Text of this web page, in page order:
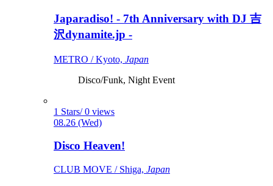
Japaradiso! - 7th Anniversary with DJ 吉
沢dynamite.jp -
METRO / Kyoto, Japan
Disco/Funk, Night Event
1 Stars/ 0 views
08.26 (Wed)
Disco Heaven!
CLUB MOVE / Shiga, Japan